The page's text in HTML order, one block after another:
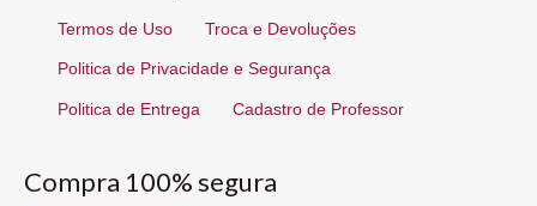
Termos de Uso Troca e Devoluções
Politica de Privacidade e Segurança
Politica de Entrega Cadastro de Professor
Compra 100% segura